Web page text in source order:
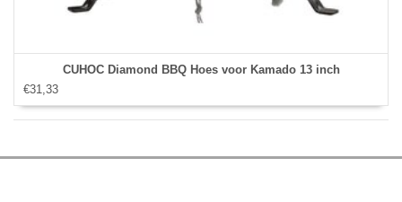
CUHOC Diamond BBQ Hoes voor Kamado 13 inch
€31,33